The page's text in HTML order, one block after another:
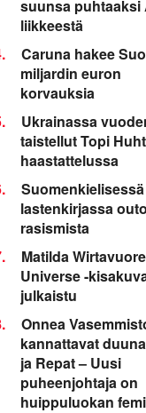
suunsa puhtaaksi
liikkeestä
Caruna hakee
miljardin euron
korvauksia
Ukrainassa
taistellut Topi
haastattelussa
Suomenkielisessä
lastenkirjassa
rasismista
Matilda
Universe -
julkaistu
Onnea
kannattavat
ja Repat – Uusi
puheenjohtaja on
huippuluokan